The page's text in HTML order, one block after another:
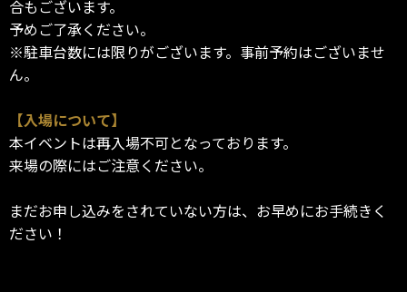
合もございます。
予めご了承ください。
※駐車台数には限りがございます。事前予約はございませ
ん。
【入場について】
本イベントは再入場不可となっております。
来場の際にはご注意ください。
まだお申し込みをされていない方は、お早めにお手続きく
ださい！